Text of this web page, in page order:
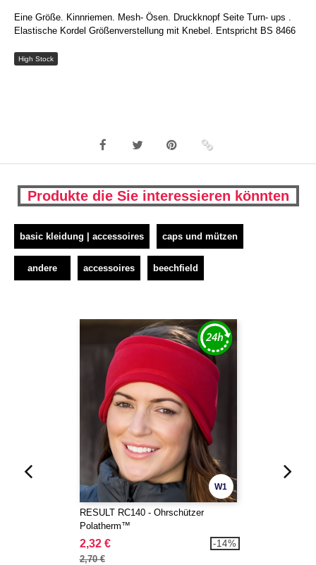
Eine Größe. Kinnriemen. Mesh- Ösen. Druckknopf Seite Turn- ups .
Elastische Kordel Größenverstellung mit Knebel. Entspricht BS 8466
High Stock
Produkte die Sie interessieren könnten
basic kleidung | accessoires caps und mützen
andere accessoires beechfield
W1
RESULT RC140 - Ohrschützer
Polatherm™
2,32 €
2,70 €
-14%